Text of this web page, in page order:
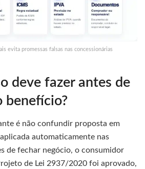
evita promessas falsas nas concessionárias
deve fazer antes de
benefício?
é não confundir proposta em
automaticamente nas
de fechar negócio, o consumidor
de Lei 2937/2020 foi aprovado,